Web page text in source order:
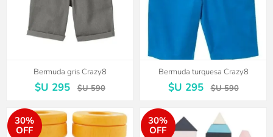
Bermuda gris Crazy8
$U 295 $U 590
Bermuda turquesa Crazy8
$U 295 $U 590
30%
OFF
30%
OFF